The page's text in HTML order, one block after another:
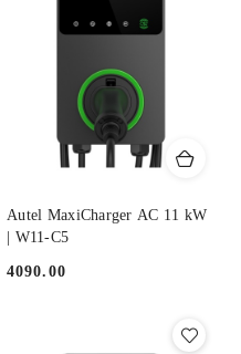
Autel MaxiCharger AC 11 kW
| W11-C5
4090.00